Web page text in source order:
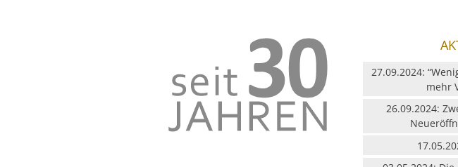
27.09.2024:
mehr
26.09.2024: